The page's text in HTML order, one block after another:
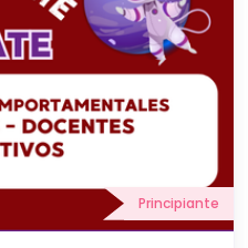
Principiante